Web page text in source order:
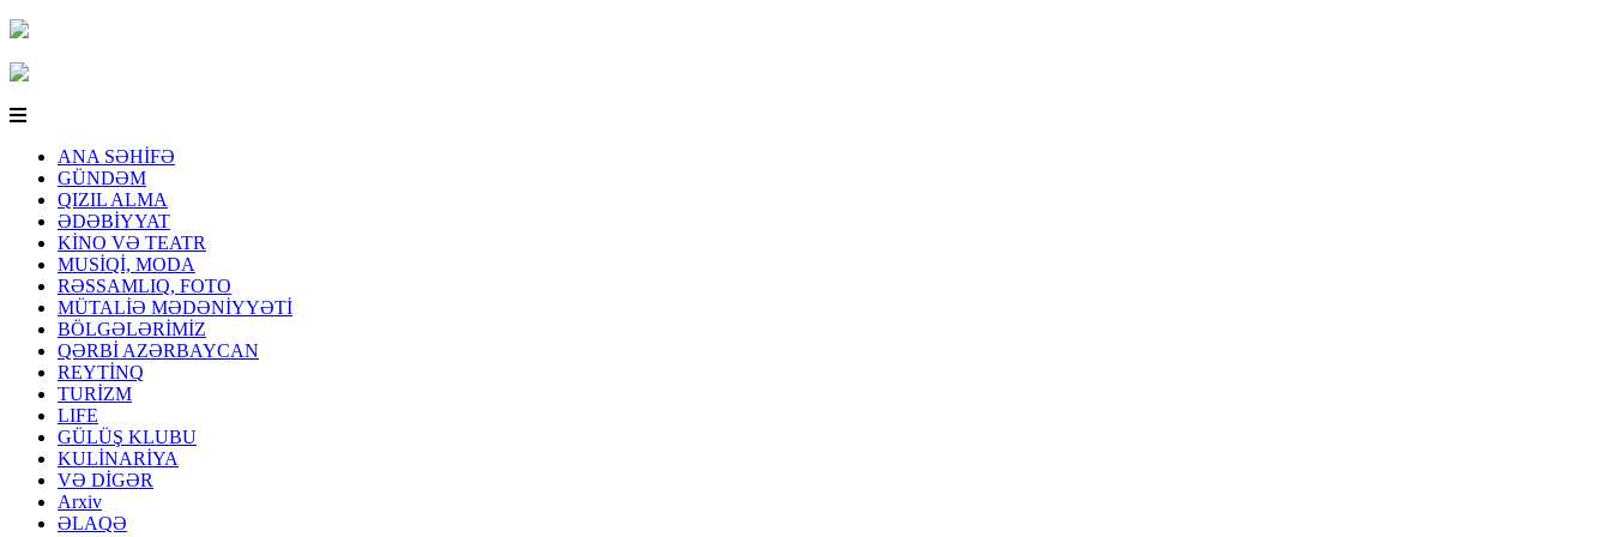
ANA SƏHİFƏ
GÜNDƏM
QIZIL ALMA
ƏDƏBİYYAT
KİNO VƏ TEATR
MUSİQİ, MODA
RƏSSAMLIQ, FOTO
MÜTALİƏ MƏDƏNİYYƏTİ
BÖLGƏLƏRİMİZ
QƏRBİ AZƏRBAYCAN
REYTİNQ
TURİZM
LIFE
GÜLÜŞ KLUBU
KULİNARİYA
VƏ DİGƏR
Arxiv
ƏLAQƏ